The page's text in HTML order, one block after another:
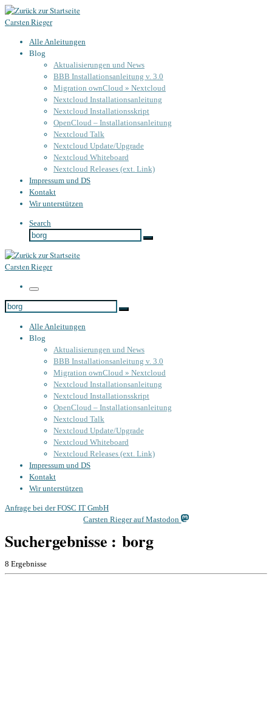
Zum
Inhalt
Carsten Rieger
Alle Anleitungen
Blog
Aktualisierungen und News
BBB Installationsanleitung v. 3.0
Migration ownCloud » Nextcloud
Nextcloud Installationsanleitung
Nextcloud Installationsskript
OpenCloud – Installationsanleitung
Nextcloud Talk
Nextcloud Update/Upgrade
Nextcloud Whiteboard
Nextcloud Releases (ext. Link)
Impressum und DS
Kontakt
Wir unterstützen
Search
Suche
Suche
Carsten Rieger
Menü
Suche
Suche
Alle Anleitungen
Blog
Aktualisierungen und News
BBB Installationsanleitung v. 3.0
Migration ownCloud » Nextcloud
Nextcloud Installationsanleitung
Nextcloud Installationsskript
OpenCloud – Installationsanleitung
Nextcloud Talk
Nextcloud Update/Upgrade
Nextcloud Whiteboard
Nextcloud Releases (ext. Link)
Impressum und DS
Kontakt
Wir unterstützen
Anfrage bei der FOSC IT GmbH
Carsten Rieger auf Mastodon
Suchergebnisse : borg
8 Ergebnisse